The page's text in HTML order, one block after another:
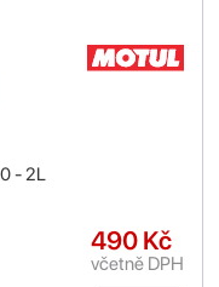
- 2L
490 Kč
včetně DPH